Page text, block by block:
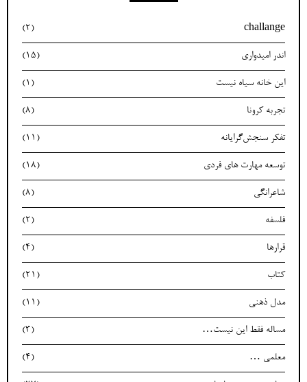
challange
(2)
اندر امیدواری (15)
این خانه سیاه نیست (1)
تجربه کرونا (8)
تفکر سنجش‌گرایانه (11)
توسعه مهارت های فردی (18)
شاعرانگی (8)
فلسفه (2)
قرارها (4)
کتاب (21)
مدل ذهنی (11)
مساله فقط این نیست… (3)
معلمی … (4)